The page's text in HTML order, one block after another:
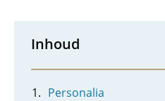
Inhoud
Personalia